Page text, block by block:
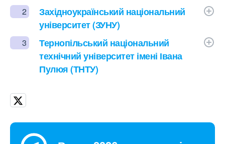
2
Західноукраїнський національний
університет (ЗУНУ)
3
Тернопільський національний
технічний університет імені Івана
Пулюя (ТНТУ)